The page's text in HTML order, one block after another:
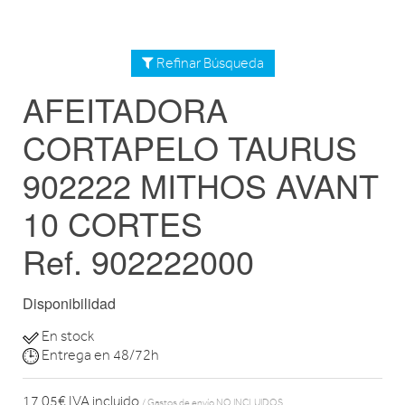
Refinar Búsqueda
AFEITADORA
CORTAPELO TAURUS
902222 MITHOS AVANT
10 CORTES
Ref. 902222000
Disponibilidad
En stock
Entrega en 48/72h
17,05€ IVA incluido / Gastos de envío NO INCLUIDOS